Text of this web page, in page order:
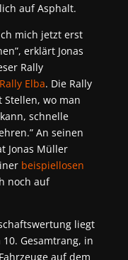
auf Asphalt.
mich jetzt erst
erklärt Jonas
Rally
Rally Elba. Die Rally
Stellen, wo man
schnelle
An seinen
Jonas Müller
beispiellosen
noch auf
liegt
Gesamtrang, in
auf dem